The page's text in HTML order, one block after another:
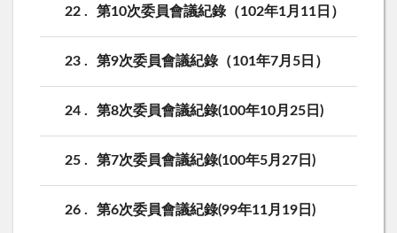
22 第10次委員會議紀錄（102年1月11日）
23 第9次委員會議紀錄（101年7月5日）
24 第8次委員會議紀錄(100年10月25日)
25 第7次委員會議紀錄(100年5月27日)
26 第6次委員會議紀錄(99年11月19日)